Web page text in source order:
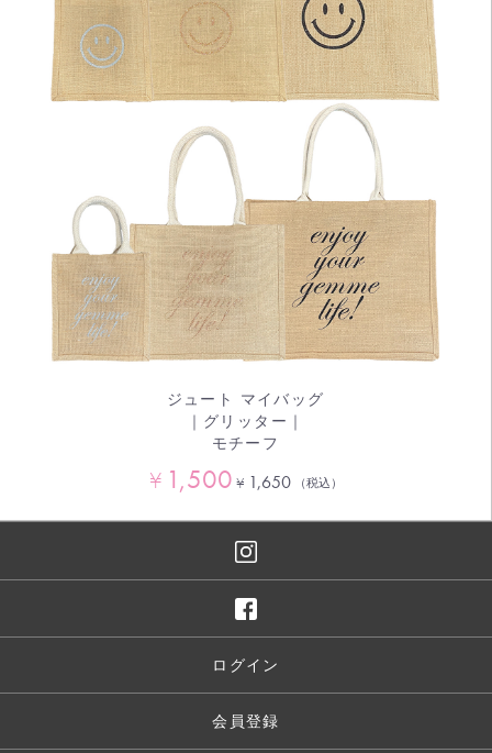
ジュート マイバッグ
｜グリッター｜
モチーフ
¥ 1,500 ¥ 1,650 （税込）
ログイン
会員登録